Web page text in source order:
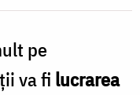
pe
va fi lucrarea